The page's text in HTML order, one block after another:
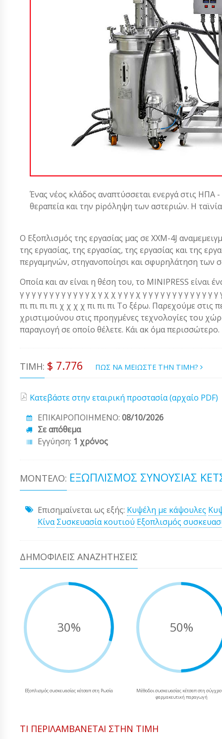
Ένας νέος κλάδος αναπτύσσεται ενεργά στις ΗΠΑ -
θεραπεία και την piρόληψη των αστεριών. Η
Ο Εξοπλισμός της εργασίας μας σε XXM-4J
της εργασίας, της εργασίας, της εργασίας και της
περγαμηνών, στηγανοποίησι και σφυρηλάτηση των
Οποία και αν είναι η θέση του, το MINIPRESS είναι
γ γ γ γ γ γ γ γ γ γ γ γ χ γ χ χ γ γ γ χ γ γ γ γ γ γ γ γ γ γ
πι πι πι πι χ χ χ χ πι πι πι Το ξέρω. Παρεχούμε στις
χριστιμούνου στις προηγμένες τεχνολογίες του
παραγιογή σε οποίο θέλετε. Κάι ακ όμα περισσώτερο.
ΤΙΜΉ: $ 7.776 ΠΩΣ ΝΑ ΜΕΙΩΣΤΕ ΤΗΝ ΤΙΜΗ?
Κατεβάστε στην εταιρική προστασία (αρχαίο PDF)
ΕΠΙΚΑΙΡΟΠΟΙΗΜΕΝΟ: 08/10/2026
Σε απόθεμα
Εγγύηση: 1 χρόνος
ΜΟΝΤΈΛΟ: ΕΞΩΠΛΙΣΜΌΣ ΣΥΝΟΥΣΊΑΣ
Επισημαίνεται ως εξής: Κυψέλη με κάψουλες
Κίνα Συσκευασία κουτιού Εξοπλισμός
ΔΗΜΟΦΙΛΕΊΣ ΑΝΑΖΗΤΉΣΕΙΣ
30%
Εξοπλισμός συσκευασίας κέτσαπ στη Ρωσία
50%
Μέθοδοι συσκευασίας κέτσαπ στη
φαρμακευτική παραγωγή
ΤΙ ΠΕΡΙΛΑΜΒΆΝΕΤΑΙ ΣΤΗΝ ΤΙΜΉ